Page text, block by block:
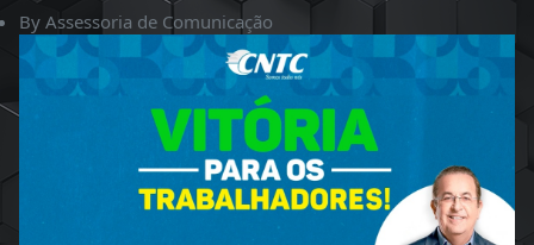
By Assessoria de Comunicação